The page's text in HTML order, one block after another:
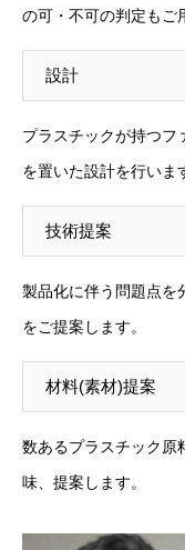
の可・不可の判定もご
設計
プラスチックが持つフ
を置いた設計を行いま
技術提案
製品化に伴う問題点を
をご提案します。
材料(素材)提案
数あるプラスチック原
味、提案します。